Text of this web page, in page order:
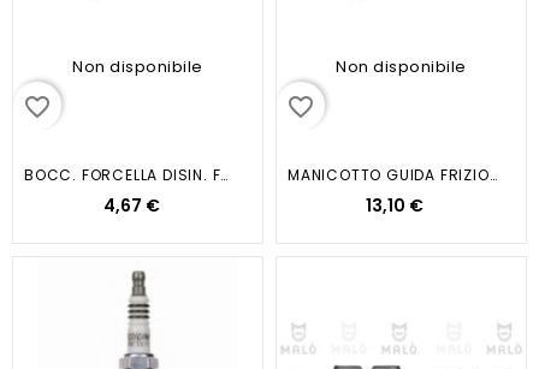
Non disponibile
favorite_border
BOCC. FORCELLA DISIN. FRIZIONE 2 PZ
4,67 €
Non disponibile
favorite_border
MANICOTTO GUIDA FRIZIONE CITROEN...
13,10 €